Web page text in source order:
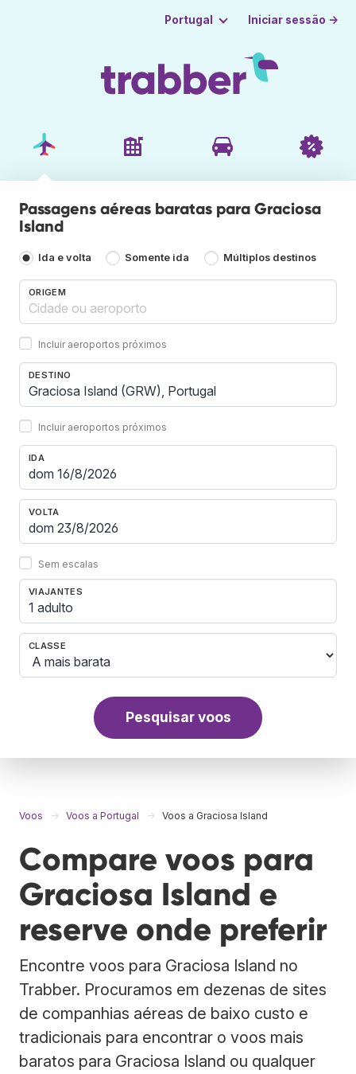
Portugal Iniciar sessão →
Passagens aéreas baratas para Graciosa
Island
Ida e volta Somente ida Múltiplos destinos
ORIGEM
Incluir aeroportos próximos
DESTINO
Incluir aeroportos próximos
IDA
VOLTA
Sem escalas
VIAJANTES
1 adulto
CLASSE
Pesquisar voos
Voos Voos a Portugal Voos a Graciosa Island
Compare voos para
Graciosa Island e
reserve onde preferir
Encontre voos para Graciosa Island no
Trabber. Procuramos em dezenas de sites
de companhias aéreas de baixo custo e
tradicionais para encontrar o voos mais
baratos para Graciosa Island ou qualquer